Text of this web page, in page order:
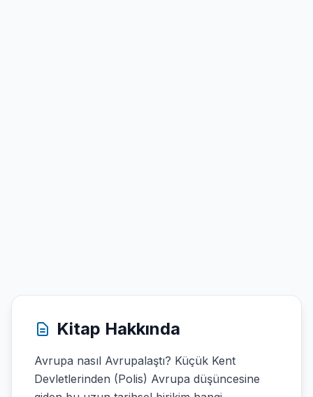
Kitap Hakkında
Avrupa nasıl Avrupalaştı? Küçük Kent
Devletlerinden (Polis) Avrupa düşüncesine